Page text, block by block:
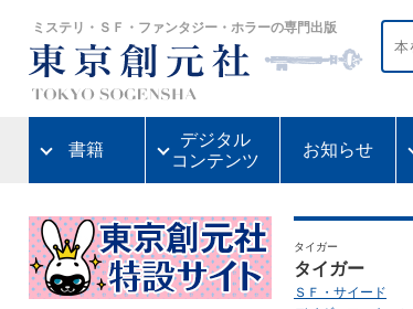
ミステリ・ＳＦ・ファンタジー・ホラーの専門出版
書籍
デジタル
コンテンツ
お知らせ
タイガー
タイガー
ＳＦ・サイード